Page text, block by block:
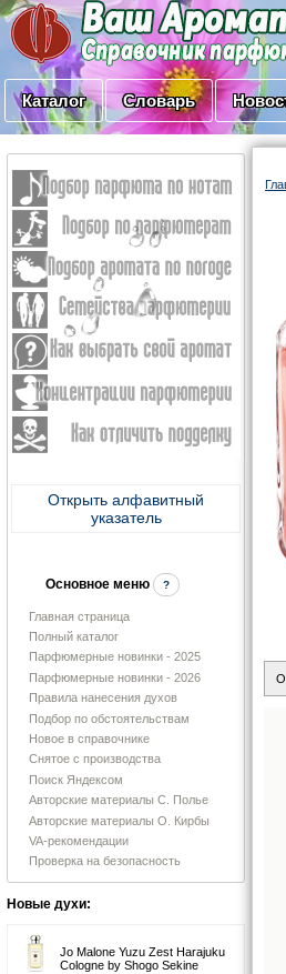
Каталог Словарь
Открыть алфавитный
указатель
Основное меню ?
Главная страница
Полный каталог
Парфюмерные новинки - 2025
Парфюмерные новинки - 2026
Правила нанесения духов
Подбор по обстоятельствам
Новое в справочнике
Снятое с производства
Поиск Яндексом
Авторские материалы С. Полье
Авторские материалы О. Кирбы
VA-рекомендации
Проверка на безопасность
Новые духи:
Jo Malone Yuzu Zest Harajuku
Cologne by Shogo Sekine